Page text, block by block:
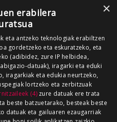
×
erabilera
eta antzeko teknologiak erabiltzen
gordetzeko eta eskuratzeko, eta
(adibidez, zure IP helbidea,
datuak), iragarki eta eduki
iragarkiak eta edukia neurtzeko,
lortzeko eta zerbitzuak
(4)zure datuak ere trata
beste batzuetarako, besteak beste
datuak eta gailuaren ezaugarriak